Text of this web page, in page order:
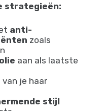
strategieën:
anti-
zoals
aan als laatste
je haar
stijl